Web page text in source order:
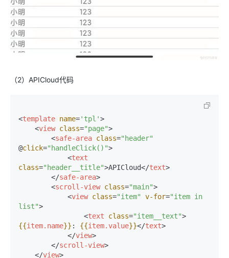
（2）APICloud代码
<template name='tpl'>
<view class="page">
<safe-area class="header"
@click="handleClick()">
<text
class="header__title">APICloud</text>
</safe-area>
<scroll-view class="main">
<view class="item" v-for="item in
list">
<text class="item__text">
{{item.name}} : {{item.value}}</text>
</view>
</scroll-view>
</view>